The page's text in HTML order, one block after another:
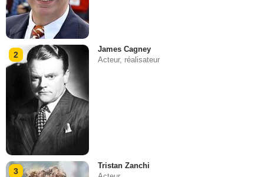
2
James Cagney
Acteur, réalisateur
3
Tristan Zanchi